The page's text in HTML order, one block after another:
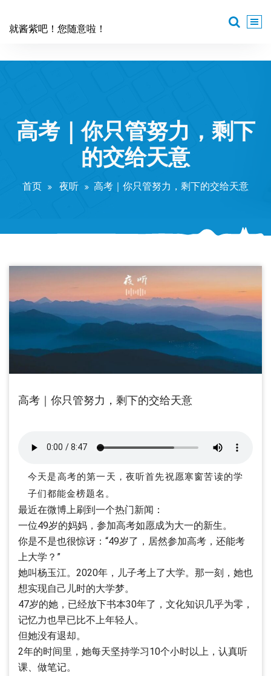
就酱紫吧！您随意啦！
高考｜你只管努力，剩下
的交给天意
首页 夜听 高考｜你只管努力，剩下的交给天意
高考｜你只管努力，剩下的交给天意
今天是高考的第一天，夜听首先祝愿寒窗苦读的学
子们都能金榜题名。
最近在微博上刷到一个热门新闻：
一位49岁的妈妈，参加高考如愿成为大一的新生。
你是不是也很惊讶：“49岁了，居然参加高考，还能考
上大学？”
她叫杨玉江。2020年，儿子考上了大学。那一刻，她也
想实现自己儿时的大学梦。
47岁的她，已经放下书本30年了，文化知识几乎为零，
记忆力也早已比不上年轻人。
但她没有退却。
2年的时间里，她每天坚持学习10个小时以上，认真听
课、做笔记。